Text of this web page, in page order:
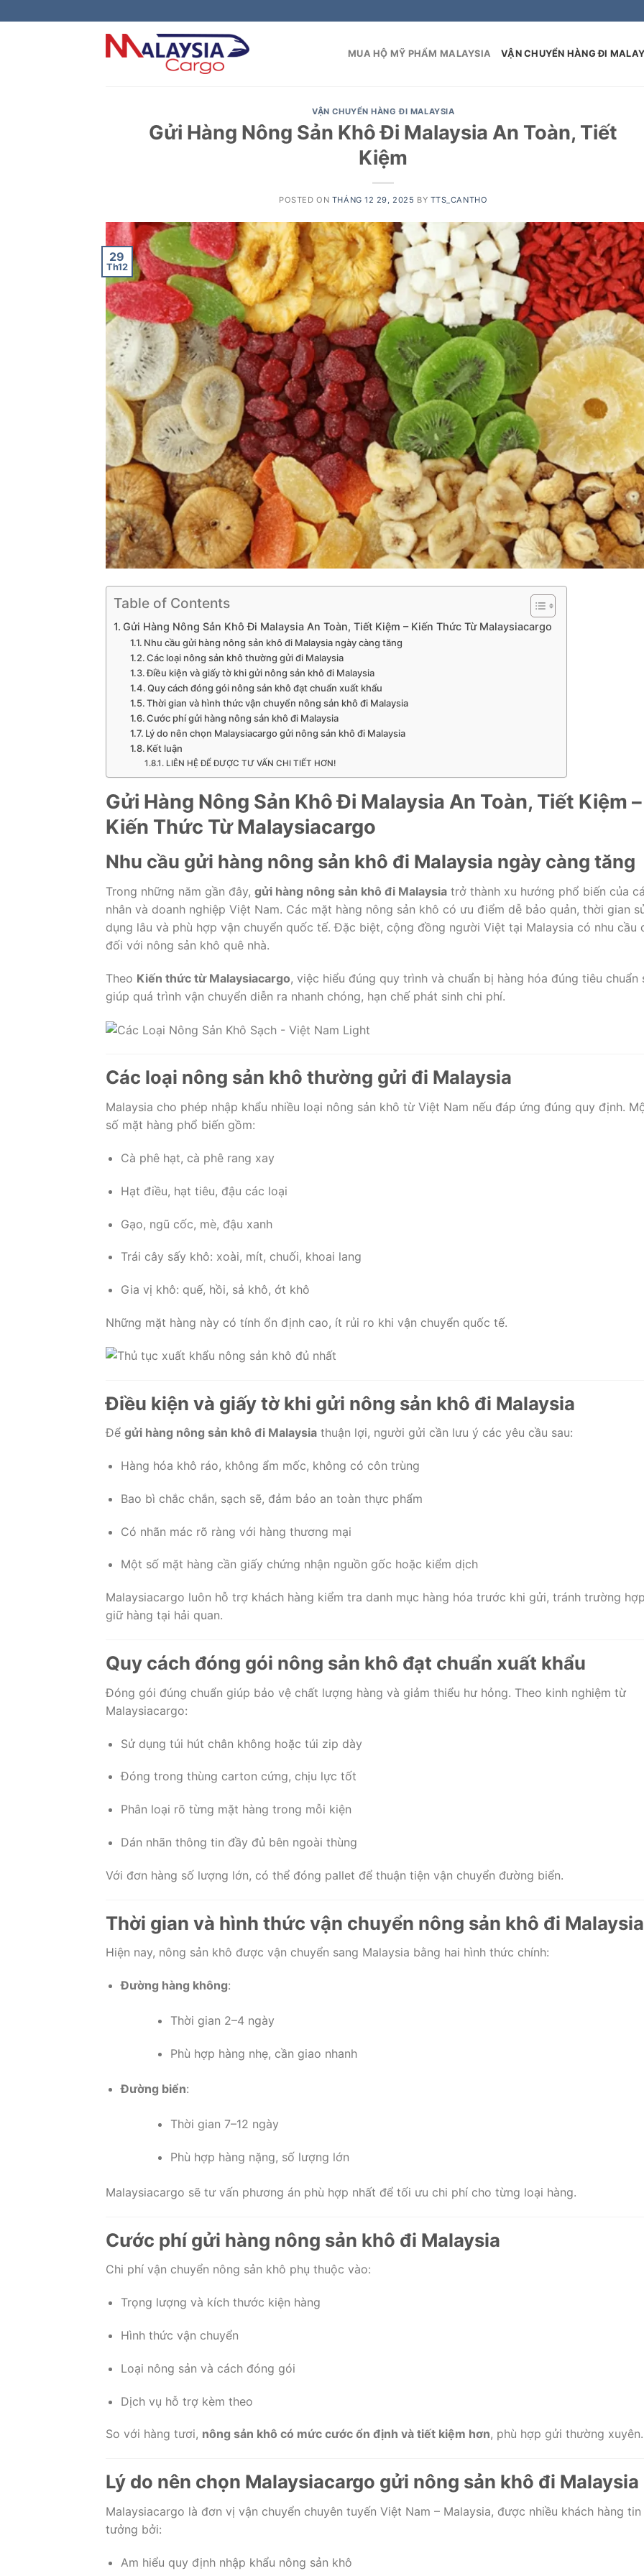
to
MUA HỘ MỸ PHẨM MALAYSIA VẬN CHUYỂN HÀNG ĐI
VẬN CHUYỂN HÀNG ĐI MALAYSIA
Gửi Hàng Nông Sản Khô Đi Malaysia An Toàn, Tiết
Kiệm
POSTED ON THÁNG 12 29, 2025 BY TTS_CANTHO
29
Th12
Table of Contents
Gửi Hàng Nông Sản Khô Đi Malaysia An Toàn, Tiết Kiệm – Kiến Thức Từ Malaysiacargo
Nhu cầu gửi hàng nông sản khô đi Malaysia ngày càng tăng
Các loại nông sản khô thường gửi đi Malaysia
Điều kiện và giấy tờ khi gửi nông sản khô đi Malaysia
Quy cách đóng gói nông sản khô đạt chuẩn xuất khẩu
Thời gian và hình thức vận chuyển nông sản khô đi Malaysia
Cước phí gửi hàng nông sản khô đi Malaysia
Lý do nên chọn Malaysiacargo gửi nông sản khô đi Malaysia
Kết luận
LIÊN HỆ ĐỂ ĐƯỢC TƯ VẤN CHI TIẾT HƠN!
Gửi Hàng Nông Sản Khô Đi Malaysia An Toàn, Tiết Kiệm –
Kiến Thức Từ Malaysiacargo
Nhu cầu gửi hàng nông sản khô đi Malaysia ngày càng tăng
Trong những năm gần đây, gửi hàng nông sản khô đi Malaysia trở thành xu hướng phổ biến của
nhân và doanh nghiệp Việt Nam. Các mặt hàng nông sản khô có ưu điểm dễ bảo quản, thời gian
dụng lâu và phù hợp vận chuyển quốc tế. Đặc biệt, cộng đồng người Việt tại Malaysia có nhu cầu
đối với nông sản khô quê nhà.
Theo Kiến thức từ Malaysiacargo, việc hiểu đúng quy trình và chuẩn bị hàng hóa đúng tiêu chuẩn
giúp quá trình vận chuyển diễn ra nhanh chóng, hạn chế phát sinh chi phí.
Các loại nông sản khô thường gửi đi Malaysia
Malaysia cho phép nhập khẩu nhiều loại nông sản khô từ Việt Nam nếu đáp ứng đúng quy định.
số mặt hàng phổ biến gồm:
Cà phê hạt, cà phê rang xay
Hạt điều, hạt tiêu, đậu các loại
Gạo, ngũ cốc, mè, đậu xanh
Trái cây sấy khô: xoài, mít, chuối, khoai lang
Gia vị khô: quế, hồi, sả khô, ớt khô
Những mặt hàng này có tính ổn định cao, ít rủi ro khi vận chuyển quốc tế.
Điều kiện và giấy tờ khi gửi nông sản khô đi Malaysia
Để gửi hàng nông sản khô đi Malaysia thuận lợi, người gửi cần lưu ý các yêu cầu sau:
Hàng hóa khô ráo, không ẩm mốc, không có côn trùng
Bao bì chắc chắn, sạch sẽ, đảm bảo an toàn thực phẩm
Có nhãn mác rõ ràng với hàng thương mại
Một số mặt hàng cần giấy chứng nhận nguồn gốc hoặc kiểm dịch
Malaysiacargo luôn hỗ trợ khách hàng kiểm tra danh mục hàng hóa trước khi gửi, tránh trường
giữ hàng tại hải quan.
Quy cách đóng gói nông sản khô đạt chuẩn xuất khẩu
Đóng gói đúng chuẩn giúp bảo vệ chất lượng hàng và giảm thiểu hư hỏng. Theo kinh nghiệm từ
Malaysiacargo:
Sử dụng túi hút chân không hoặc túi zip dày
Đóng trong thùng carton cứng, chịu lực tốt
Phân loại rõ từng mặt hàng trong mỗi kiện
Dán nhãn thông tin đầy đủ bên ngoài thùng
Với đơn hàng số lượng lớn, có thể đóng pallet để thuận tiện vận chuyển đường biển.
Thời gian và hình thức vận chuyển nông sản khô đi Malaysia
Hiện nay, nông sản khô được vận chuyển sang Malaysia bằng hai hình thức chính:
Đường hàng không:
Thời gian 2–4 ngày
Phù hợp hàng nhẹ, cần giao nhanh
Đường biển:
Thời gian 7–12 ngày
Phù hợp hàng nặng, số lượng lớn
Malaysiacargo sẽ tư vấn phương án phù hợp nhất để tối ưu chi phí cho từng loại hàng.
Cước phí gửi hàng nông sản khô đi Malaysia
Chi phí vận chuyển nông sản khô phụ thuộc vào:
Trọng lượng và kích thước kiện hàng
Hình thức vận chuyển
Loại nông sản và cách đóng gói
Dịch vụ hỗ trợ kèm theo
So với hàng tươi, nông sản khô có mức cước ổn định và tiết kiệm hơn, phù hợp gửi thường xuyên.
Lý do nên chọn Malaysiacargo gửi nông sản khô đi Malaysia
Malaysiacargo là đơn vị vận chuyển chuyên tuyến Việt Nam – Malaysia, được nhiều khách hàng tin
tưởng bởi:
Am hiểu quy định nhập khẩu nông sản khô